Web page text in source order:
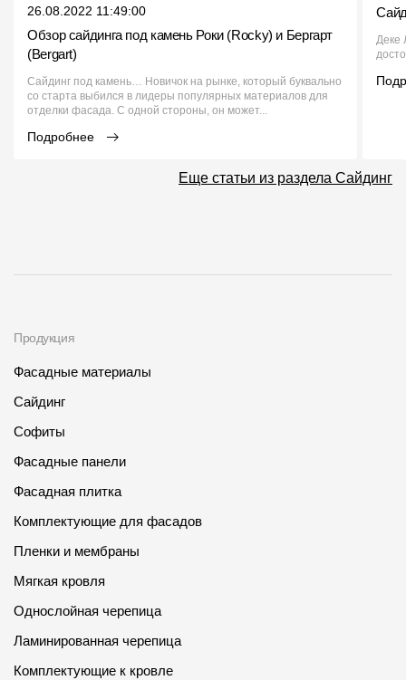
26.08.2022 11:49:00
Обзор сайдинга под камень Роки (Rocky) и Бергарт
(Bergart)
Сайдинг под камень… Новичок на рынке, который буквально
со старта выбился в лидеры популярных материалов для
отделки фасада. С одной стороны, он может...
Подробнее
Деке
Еще статьи из раздела Сайдинг
Продукция
Фасадные материалы
Сайдинг
Софиты
Фасадные панели
Фасадная плитка
Комплектующие для фасадов
Пленки и мембраны
Мягкая кровля
Однослойная черепица
Ламинированная черепица
Комплектующие к кровле